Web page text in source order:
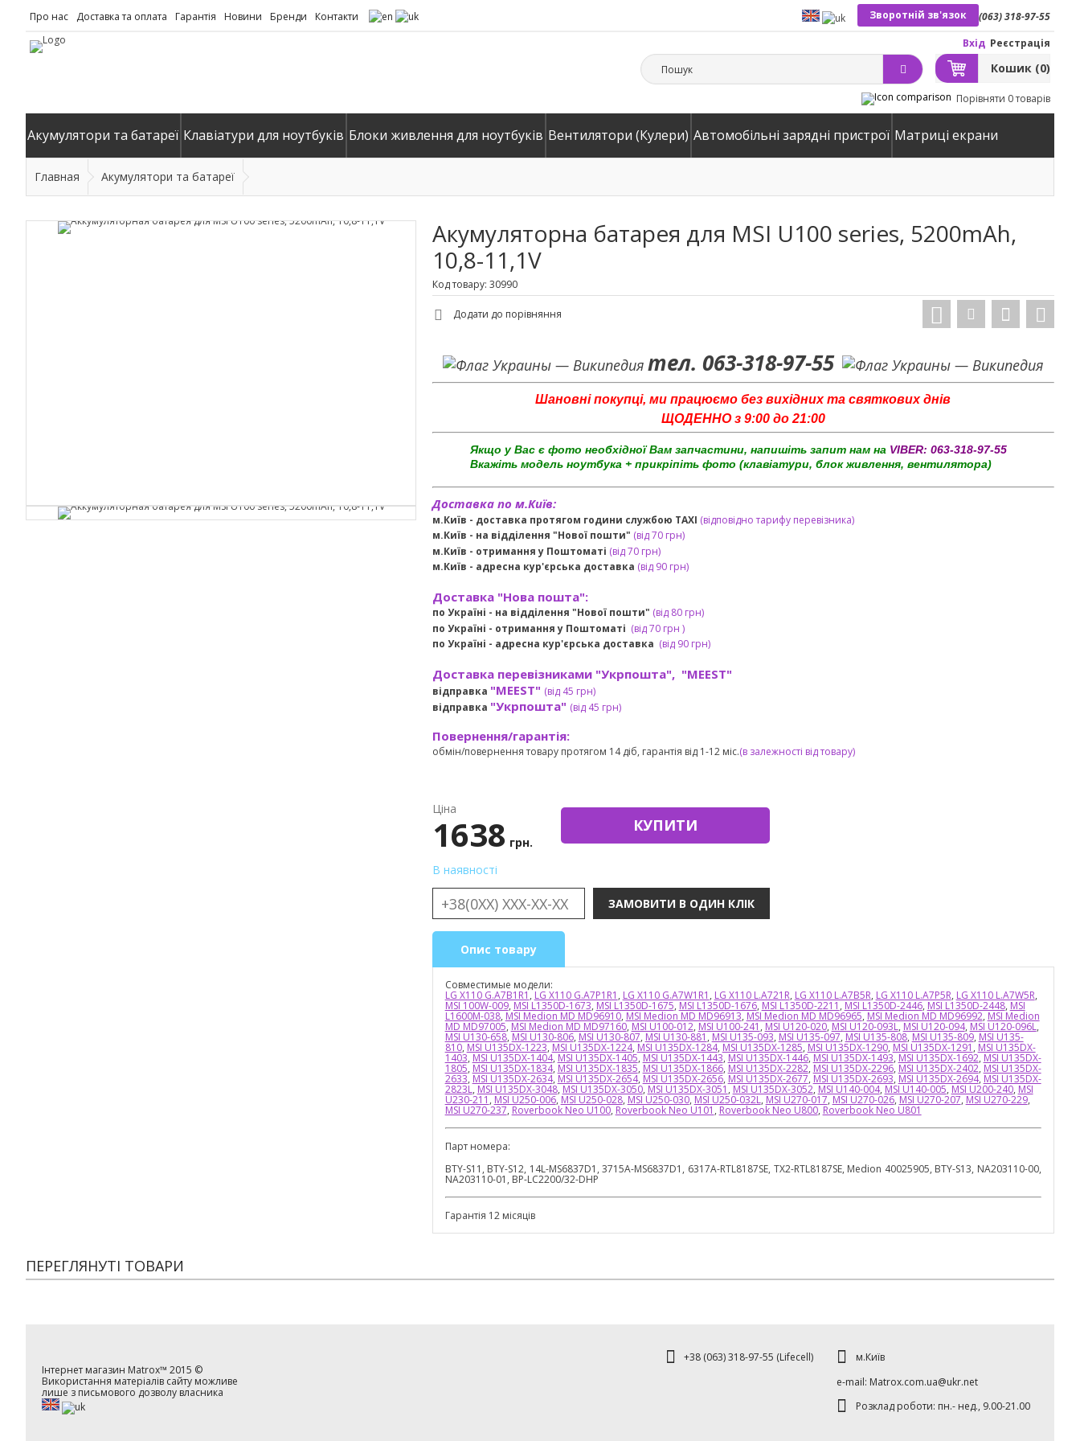
Про нас Доставка та оплата Гарантія Новини Бренди Контакти (063) 318-97-55
Зворотній зв'язок
Вхід Реєстрація
Кошик (0)
Порівняти 0 товарів
Акумулятори та батареї Клавіатури для ноутбуків Блоки живлення для ноутбуків Вентилятори (Кулери) Автомобільні зарядні пристрої Матриці екрани
Главная Акумулятори та батареї
Акумуляторна батарея для MSI U100 series, 5200mAh,
10,8-11,1V
Код товару: 30990
Додати до порівняння
тел. 063-318-97-55
Шановні покупці, ми працюємо без вихідних та святкових днів
ЩОДЕННО з 9:00 до 21:00
Якщо у Вас є фото необхідної Вам запчастини, напишіть запит нам на VIBER: 063-318-97-55
Вкажіть модель ноутбука + прикріпіть фото (клавіатури, блок живлення, вентилятора)
Доставка по м.Київ:
м.Київ - доставка протягом години службою TAXI (відповідно тарифу перевізника)
м.Київ - на відділення "Нової пошти" (від 70 грн)
м.Київ - отримання у Поштоматі (від 70 грн)
м.Київ - адресна кур'єрська доставка (від90 грн)
Доставка "Нова пошта":
по Україні - на відділення "Нової пошти" (від 80 грн)
по Україні - отримання у Поштоматі (від 70 грн )
по Україні - адресна кур'єрська доставка (від90 грн)
Доставка перевізниками "Укрпошта", "MEEST"
відправка "MEEST" (від 45 грн)
відправка "Укрпошта" (від 45 грн)
Повернення/гарантія:
обмін/повернення товару протягом 14 діб, гарантія від 1-12 міс.(в залежності від товару)
Ціна
1638 грн.
В наявності
КУПИТИ
Опис товару
Совместимые модели:
LG X110 G.A7B1R1 , LG X110 G.A7P1R1 , LG X110 G.A7W1R1 , LG X110 L.A721R, LG X110 L.A7B5R, LG X110 L.A7P5R, LG X110 L.A7W5R,
MSI 100W-009, MSI L1350D-1673, MSI L1350D-1675, MSI L1350D-1676, MSI L1350D-2211 , MSI L1350D-2446, MSI L1350D-2448, MSI
L1600M-038, MSI Medion MD MD96910, MSI Medion MD MD96913, MSI Medion MD MD96965, MSI Medion MD MD96992, MSI Medion
MD MD97005, MSI Medion MD MD97160, MSI U100-012, MSI U100-241 , MSI U120-020, MSI U120-093L, MSI U120-094, MSI U120-096L,
MSI U130-658, MSI U130-806, MSI U130-807, MSI U130-881 , MSI U135-093, MSI U135-097, MSI U135-808, MSI U135-809, MSI U135-
810, MSI U135DX-1223, MSI U135DX-1224, MSI U135DX-1284, MSI U135DX-1285, MSI U135DX-1290, MSI U135DX-1291 , MSI U135DX-
1403, MSI U135DX-1404, MSI U135DX-1405, MSI U135DX-1443, MSI U135DX-1446, MSI U135DX-1493, MSI U135DX-1692, MSI U135DX-
1805, MSI U135DX-1834, MSI U135DX-1835, MSI U135DX-1866, MSI U135DX-2282, MSI U135DX-2296, MSI U135DX-2402, MSI U135DX-
2633, MSI U135DX-2634, MSI U135DX-2654, MSI U135DX-2656, MSI U135DX-2677, MSI U135DX-2693, MSI U135DX-2694, MSI U135DX-
2823L, MSI U135DX-3048, MSI U135DX-3050, MSI U135DX-3051 , MSI U135DX-3052, MSI U140-004, MSI U140-005, MSI U200-240, MSI
U230-211 , MSI U250-006, MSI U250-028, MSI U250-030, MSI U250-032L, MSI U270-017, MSI U270-026, MSI U270-207, MSI U270-229,
MSI U270-237, Roverbook Neo U100, Roverbook Neo U101 , Roverbook Neo U800, Roverbook Neo U801
Парт номера:
BTY-S11, BTY-S12, 14L-MS6837D1, 3715A-MS6837D1, 6317A-RTL8187SE, TX2-RTL8187SE, Medion 40025905, BTY-S13, NA203110-00,
NA203110-01, BP-LC2200/32-DHP
Гарантія 12 місяців
ПЕРЕГЛЯНУТІ ТОВАРИ
Інтернет магазин Matrox™ 2015 ©
Використання матеріалів сайту можливе
лише з письмового дозволу власника
+38 (063) 318-97-55 (Lifecell)
м.Київ
е-mаil: Matrox.com.ua@ukr.net
Розклад роботи: пн.- нед., 9.00-21.00